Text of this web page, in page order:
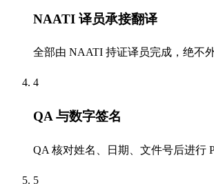
NAATI 译员承接翻译
全部由 NAATI 持证译员完成，绝不外
4
QA 与数字签名
QA 核对姓名、日期、文件号后进行
5